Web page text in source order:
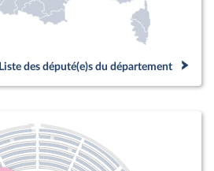
Liste des député(e)s du département